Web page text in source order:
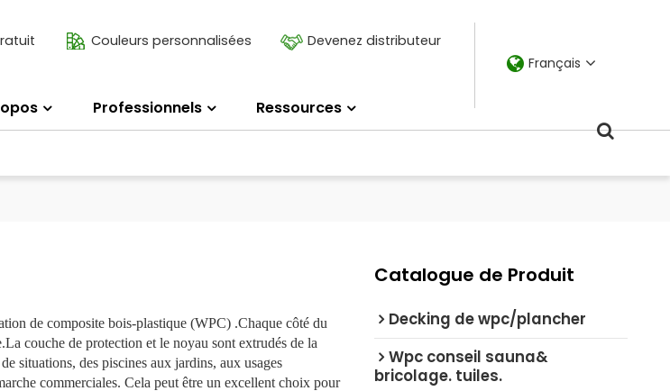
Couleurs personnalisées Devenez distributeur
Professionnels Ressources
Français
de composite bois-plastique (WPC) .Chaque côté du
couche de protection et le noyau sont extrudés de la
situations, des piscines aux jardins, aux usages
commerciales. Cela peut être un excellent choix pour
Catalogue de Produit
Decking de wpc/plancher
Wpc conseil sauna&
bricolage. tuiles.